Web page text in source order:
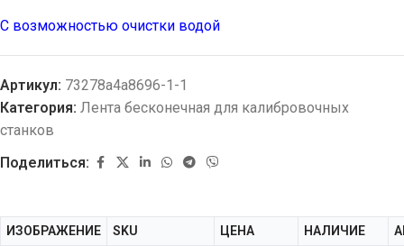
С возможностью очистки водой
Артикул: 73278a4a8696-1-1
Категория: Лента бесконечная для калибровочных
станков
Поделиться:
ИЗОБРАЖЕНИЕ SKU ЦЕНА НАЛИЧИЕ